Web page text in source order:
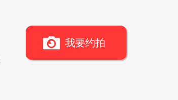
我要约拍